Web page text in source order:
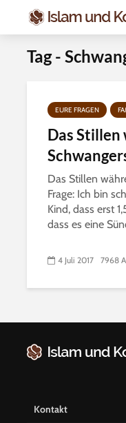
Tag -
EURE FRAGEN
Das
Das Stillen
Frage: Ich bin
Kind, dass erst
dass es eine
4 Juli 2017 7968
Kontakt